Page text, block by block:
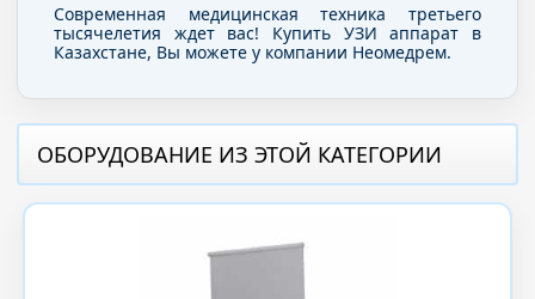
Современная медицинская техника третьего
тысячелетия ждет вас! Купить УЗИ аппарат в
Казахстане, Вы можете у компании Неомедрем.
ОБОРУДОВАНИЕ ИЗ ЭТОЙ КАТЕГОРИИ